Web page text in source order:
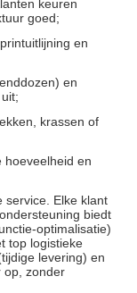
keuren
goed;
en
en
krassen of
hoeveelheid en
service. Elke klant
biedt
optimalisatie)
top logistieke
levering) en
op, zonder